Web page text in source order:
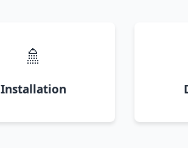
🚿
Installation